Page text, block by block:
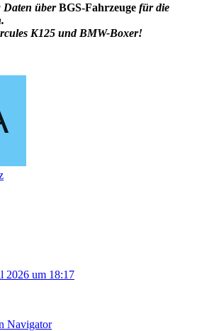
Daten überBGS-Fahrzeuge für die
K125 und BMW-Boxer!
2026 um 18:17
Navigator